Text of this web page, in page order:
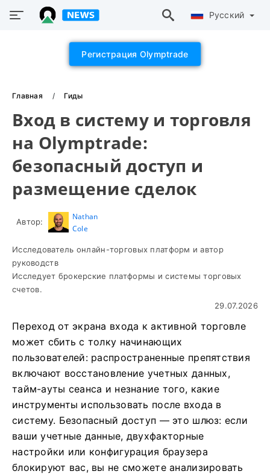
Русский
Регистрация Olymptrade
Главная Гиды
Вход в систему и торговля
на Olymptrade:
безопасный доступ и
размещение сделок
Автор:
Nathan
Cole
Исследователь онлайн-торговых платформ и автор
руководств
Исследует брокерские платформы и системы торговых
счетов.
29.07.2026
Переход от экрана входа к активной торговле
может сбить с толку начинающих
пользователей: распространенные препятствия
включают восстановление учетных данных,
тайм-ауты сеанса и незнание того, какие
инструменты использовать после входа в
систему. Безопасный доступ — это шлюз: если
ваши учетные данные, двухфакторные
настройки или конфигурация браузера
блокируют вас, вы не сможете анализировать